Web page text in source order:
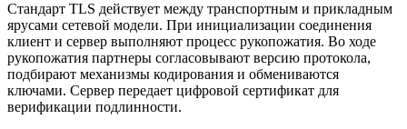
Стандарт TLS действует между транспортным и прикладным
ярусами сетевой модели. При инициализации соединения
клиент и сервер выполняют процесс рукопожатия. Во ходе
рукопожатия партнеры согласовывают версию протокола,
подбирают механизмы кодирования и обмениваются
ключами. Сервер передает цифровой сертификат для
верификации подлинности.